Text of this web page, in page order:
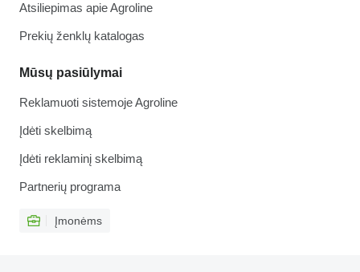
Atsiliepimas apie Agroline
Prekių ženklų katalogas
Mūsų pasiūlymai
Reklamuoti sistemoje Agroline
Įdėti skelbimą
Įdėti reklaminį skelbimą
Partnerių programa
Įmonėms